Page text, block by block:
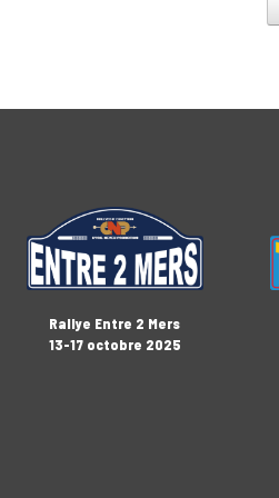
Rallye Entre 2 Mers
13-17 octobre 2025